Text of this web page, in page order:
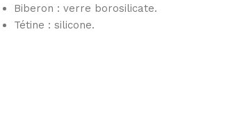
Biberon : verre borosilicate.
Tétine : silicone.